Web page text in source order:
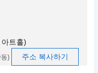
트홀)
) 주소 복사하기